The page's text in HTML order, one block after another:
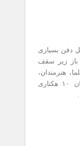
دفن بسیاری
باز زیر سقف
هنرمندان،
سیاستمداران ، نظامیان ،دانشمندان و …در این آرامستان ۱۰ هکتاری